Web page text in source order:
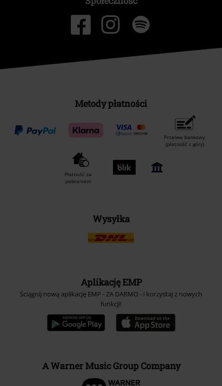
Metody płatności
Przelew bankowy
(płatność z góry)
Płatność za
pobraniem
Wysyłka
Aplikację EMP
Ściągnij nową aplikację EMP - ZA DARMO - i korzystaj z nowych
funkcji!
A Warner Music Group Company